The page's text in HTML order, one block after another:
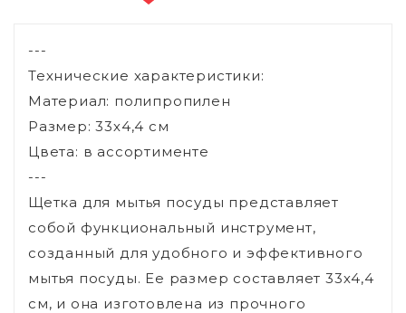
---
Технические характеристики:
Материал: полипропилен
Размер: 33х4,4 см
Цвета: в ассортименте
---
Щетка для мытья посуды представляет
собой функциональный инструмент,
созданный для удобного и эффективного
мытья посуды. Ее размер составляет 33х4,4
см, и она изготовлена из прочного